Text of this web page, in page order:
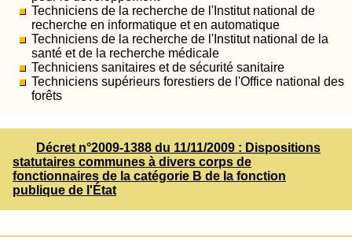
Techniciens de la recherche de l'Institut national de
recherche en informatique et en automatique
Techniciens de la recherche de l'Institut national de la
santé et de la recherche médicale
Techniciens sanitaires et de sécurité sanitaire
Techniciens supérieurs forestiers de l'Office national des
forêts
Décret n°2009-1388 du 11/11/2009 : Dispositions
statutaires communes à divers corps de
fonctionnaires de la catégorie B de la fonction
publique de l'État